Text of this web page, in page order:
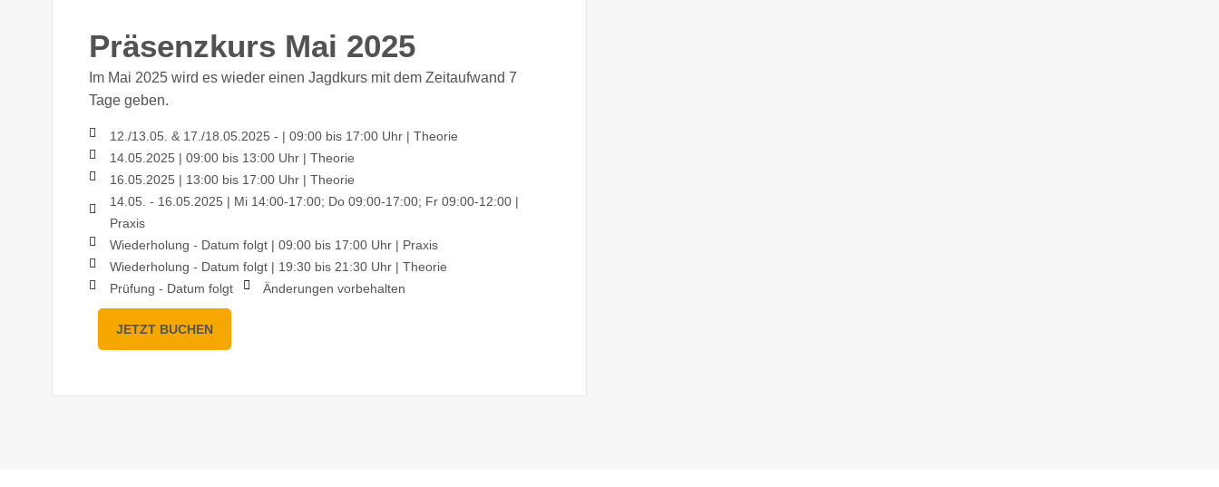
Präsenzkurs Mai 2025
Im Mai 2025 wird es wieder einen Jagdkurs mit dem Zeitaufwand 7
Tage geben.
12./13.05. & 17./18.05.2025 - | 09:00 bis 17:00 Uhr | Theorie
14.05.2025 | 09:00 bis 13:00 Uhr | Theorie
16.05.2025 | 13:00 bis 17:00 Uhr | Theorie
14.05. - 16.05.2025 | Mi 14:00-17:00; Do 09:00-17:00; Fr 09:00-12:00 |
Praxis
Wiederholung - Datum folgt | 09:00 bis 17:00 Uhr | Praxis
Wiederholung - Datum folgt | 19:30 bis 21:30 Uhr | Theorie
Prüfung - Datum folgt
Änderungen vorbehalten
JETZT BUCHEN